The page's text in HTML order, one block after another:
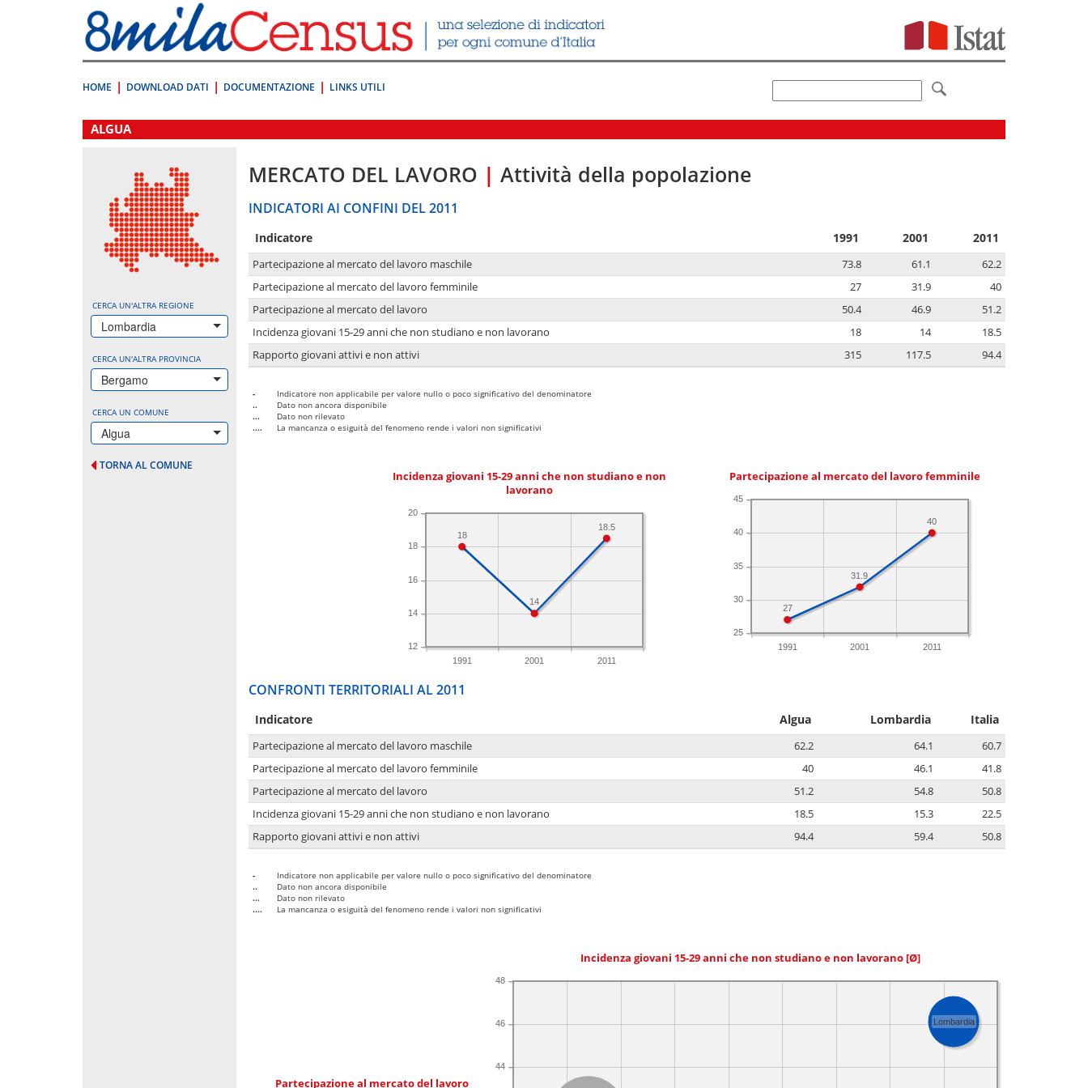
direttamente
a:
Contenuto
HOME DOWNLOAD DATI DOCUMENTAZIONE LINKS UTILI
.
ALGUA
CERCA UN'ALTRA REGIONE
Lombardia
CERCA UN'ALTRA PROVINCIA
Bergamo
CERCA UN COMUNE
Algua
TORNA AL COMUNE
MERCATO DEL LAVORO | Attività della popolazione
INDICATORI AI CONFINI DEL 2011
Indicatore 1991 2001 2011
Partecipazione al mercato del lavoro maschile 73.8 61.1
62.2
Partecipazione al mercato del lavoro femminile
27 31.9
40
Partecipazione al mercato del lavoro
50.4 46.9
51.2
Incidenza giovani 15-29 anni che non studiano e non lavorano
18 14
18.5
Rapporto giovani attivi e non attivi
315 117.5 94.4
-
Indicatore non applicabile per valore nullo o poco significativo del denominatore
..
Dato non ancora disponibile
...
Dato non rilevato
....
La mancanza o esiguità del fenomeno rende i valori non significativi
Incidenza giovani 15-29 anni che non studiano e non
lavorano
1991 2001 2011
12
14
16
18
20
18.5
14
18
Partecipazione al mercato del lavoro femminile
1991 2001 2011
25
30
35
40
45
40
31.9
27
CONFRONTI TERRITORIALI AL 2011
Indicatore Algua Lombardia Italia
Partecipazione al mercato del lavoro maschile 62.2 64.1
60.7
Partecipazione al mercato del lavoro femminile
40 46.1
41.8
Partecipazione al mercato del lavoro
51.2 54.8
50.8
Incidenza giovani 15-29 anni che non studiano e non lavorano
18.5 15.3
22.5
Rapporto giovani attivi e non attivi
94.4 59.4 50.8
-
Indicatore non applicabile per valore nullo o poco significativo del denominatore
..
Dato non ancora disponibile
...
Dato non rilevato
....
La mancanza o esiguità del fenomeno rende i valori non significativi
Incidenza giovani 15-29 anni che non studiano e non lavorano [Ø]
Partecipazione al mercato del lavoro
44
46
48
Lombardia